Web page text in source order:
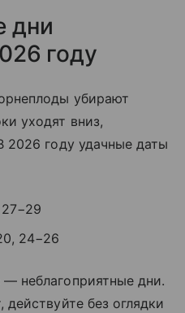
дни
году
убирают
уходят вниз,
2026 году удачные даты
24−26
неблагоприятные дни.
без оглядки